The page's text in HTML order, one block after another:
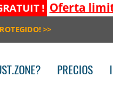
! Oferta
>>
PRECIOS